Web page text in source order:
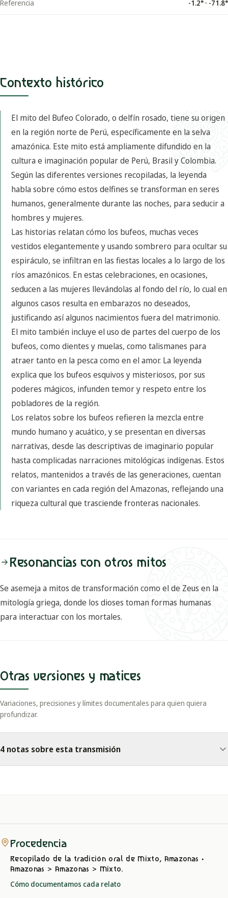
Referencia -1.2° · -71.8°
Contexto histórico
El mito del Bufeo Colorado, o delfín rosado, tiene su origen
en la región norte de Perú, específicamente en la selva
amazónica. Este mito está ampliamente difundido en la
cultura e imaginación popular de Perú, Brasil y Colombia.
Según las diferentes versiones recopiladas, la leyenda
habla sobre cómo estos delfines se transforman en seres
humanos, generalmente durante las noches, para seducir a
hombres y mujeres.
Las historias relatan cómo los bufeos, muchas veces
vestidos elegantemente y usando sombrero para ocultar su
espiráculo, se infiltran en las fiestas locales a lo largo de los
ríos amazónicos. En estas celebraciones, en ocasiones,
seducen a las mujeres llevándolas al fondo del río, lo cual en
algunos casos resulta en embarazos no deseados,
justificando así algunos nacimientos fuera del matrimonio.
El mito también incluye el uso de partes del cuerpo de los
bufeos, como dientes y muelas, como talismanes para
atraer tanto en la pesca como en el amor. La leyenda
explica que los bufeos esquivos y misteriosos, por sus
poderes mágicos, infunden temor y respeto entre los
pobladores de la región.
Los relatos sobre los bufeos refieren la mezcla entre
mundo humano y acuático, y se presentan en diversas
narrativas, desde las descriptivas de imaginario popular
hasta complicadas narraciones mitológicas indígenas. Estos
relatos, mantenidos a través de las generaciones, cuentan
con variantes en cada región del Amazonas, reflejando una
riqueza cultural que trasciende fronteras nacionales.
Resonancias con otros mitos
Se asemeja a mitos de transformación como el de Zeus en la
mitología griega, donde los dioses toman formas humanas
para interactuar con los mortales.
Otras versiones y matices
Variaciones, precisiones y límites documentales para quien quiera
profundizar.
4 notas sobre esta transmisión
Procedencia
Recopilado de la tradición oral de Mixto, Amazonas ·
Amazonas > Amazonas > Mixto.
Cómo documentamos cada relato